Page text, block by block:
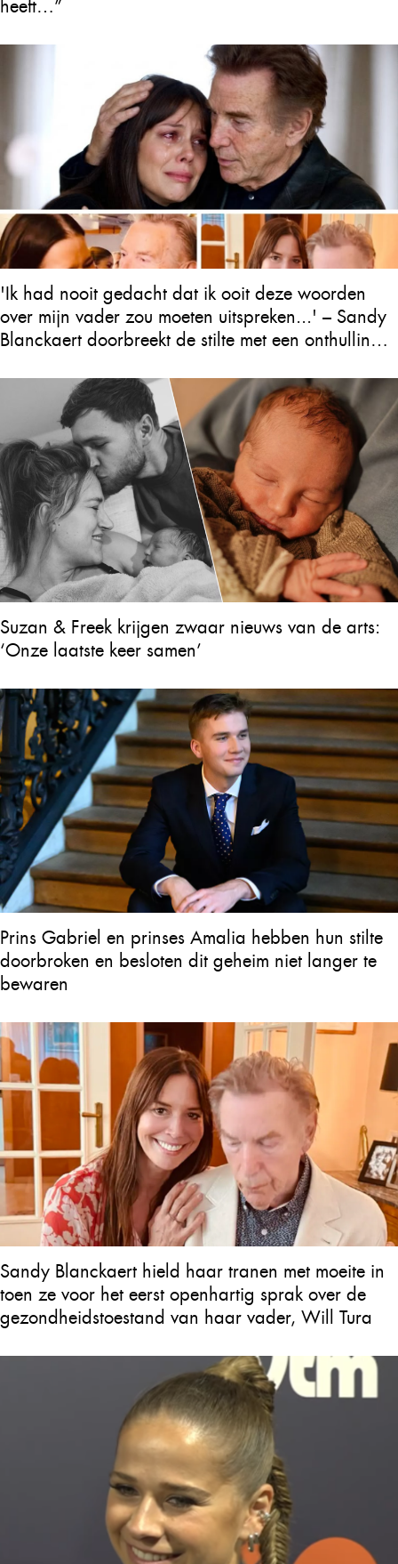
heeft…”
'Ik had nooit gedacht dat ik ooit deze woorden
over mijn vader zou moeten uitspreken...' – Sandy
Blanckaert doorbreekt de stilte met een onthulling
achterlaat
Suzan & Freek krijgen zwaar nieuws van de arts:
‘Onze laatste keer samen’
Prins Gabriel en prinses Amalia hebben hun stilte
doorbroken en besloten dit geheim niet langer te
bewaren
Sandy Blanckaert hield haar tranen met moeite in
toen ze voor het eerst openhartig sprak over de
gezondheidstoestand van haar vader, Will Tura